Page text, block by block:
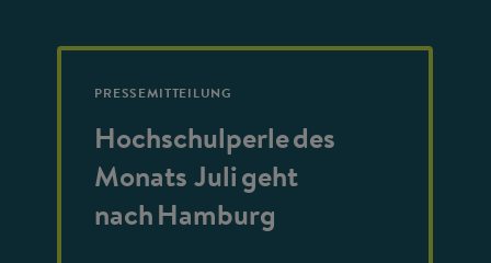
PRESSEMITTEILUNG
Hochschulperle des
Monats Juli geht
nach Hamburg